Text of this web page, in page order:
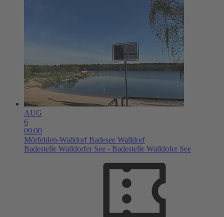
AUG
6
09:00
Mörfelden-Walldorf Badesee Walldorf
Badestelle Walldorfer See - Badestelle Walldofer See